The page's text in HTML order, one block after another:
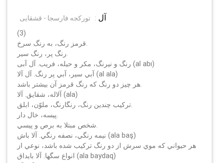
آل : تورکجه فارسجا - قشقایی
(3)
رنگ و نيرنگ، مكر و حيله، فريب. آل آبى (al abı)
آبي سير، آبي پر رنگ. آل آلا (al ala)
آلاله، شقايق. آلا (ala)
نيمه رنگي، نصفه رنگي. آلا باش (ala baş)
هر حيواني كه موي سرش از دو رنگ تركيب شده باشد، نوعي از
انواع سگها. آلا بايداق (ala baydaq)